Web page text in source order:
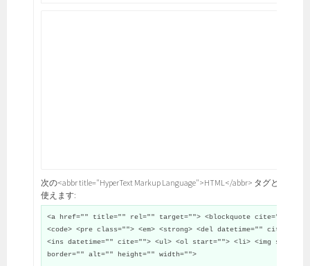
次の<abbr title="HyperText Markup Language">HTML</abbr> タグと属性が
使えます:
<a href="" title="" rel="" target=""> <blockquote cite="">
<code> <pre class=""> <em> <strong> <del datetime="" cite="">
<ins datetime="" cite=""> <ul> <ol start=""> <li> <img src=""
border="" alt="" height="" width="">